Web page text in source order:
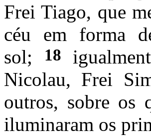
Frei Tiago, que
céu em forma
sol;
18
Nicolau, Frei
outros, sobre os
iluminaram os